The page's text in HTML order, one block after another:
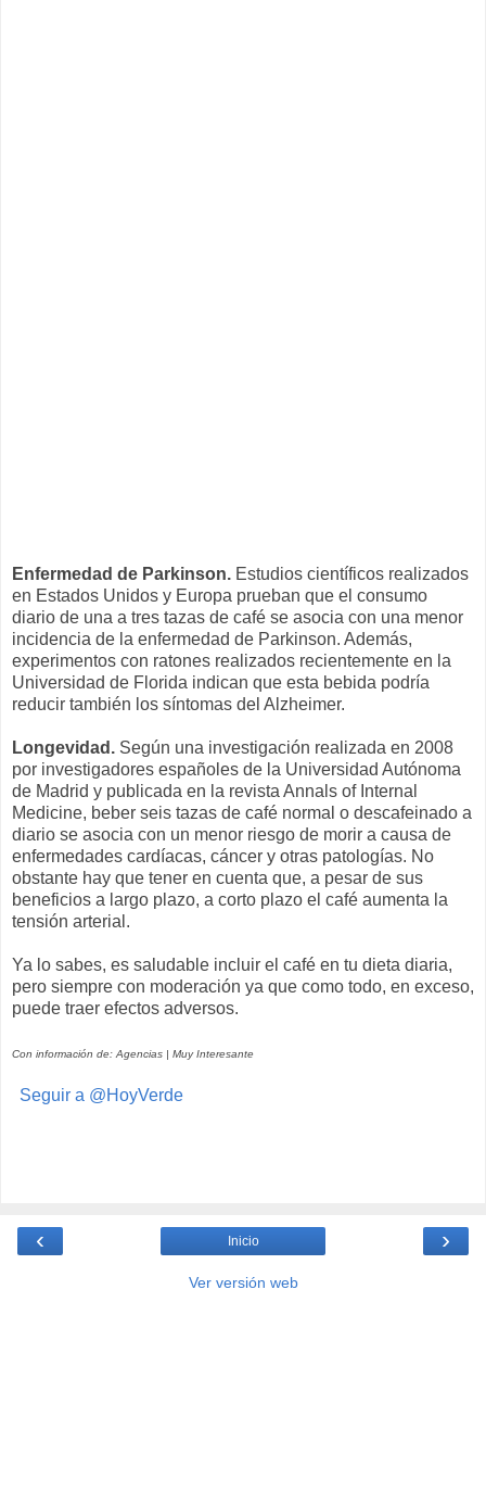
Enfermedad de Parkinson. Estudios científicos realizados
en Estados Unidos y Europa prueban que el consumo
diario de una a tres tazas de café se asocia con una menor
incidencia de la enfermedad de Parkinson. Además,
experimentos con ratones realizados recientemente en la
Universidad de Florida indican que esta bebida podría
reducir también los síntomas del Alzheimer.
Longevidad. Según una investigación realizada en 2008
por investigadores españoles de la Universidad Autónoma
de Madrid y publicada en la revista Annals of Internal
Medicine, beber seis tazas de café normal o descafeinado a
diario se asocia con un menor riesgo de morir a causa de
enfermedades cardíacas, cáncer y otras patologías. No
obstante hay que tener en cuenta que, a pesar de sus
beneficios a largo plazo, a corto plazo el café aumenta la
tensión arterial.
Ya lo sabes, es saludable incluir el café en tu dieta diaria,
pero siempre con moderación ya que como todo, en exceso,
puede traer efectos adversos.
Con información de: Agencias | Muy Interesante
Seguir a @HoyVerde
‹ ›
Inicio
Ver versión web